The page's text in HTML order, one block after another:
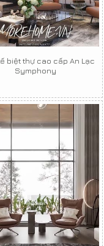
biệt thự cao cấp An Lạc
Symphony